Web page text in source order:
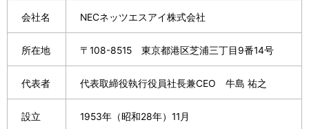
会社名 NECネッツエスアイ株式会社
所在地 〒108-8515 東京都港区芝浦三丁目9番14号
代表者 代表取締役執行役員社長兼CEO 牛島 祐之
設立 1953年（昭和28年）11月